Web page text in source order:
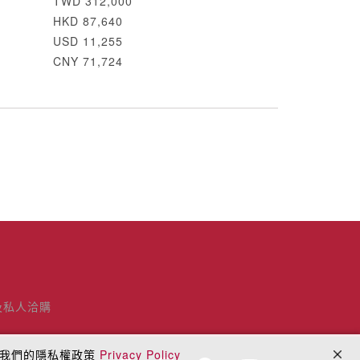
HKD 87,640
USD 11,255
CNY 71,724
人洽購
們的隱私權政策 Privacy Policy